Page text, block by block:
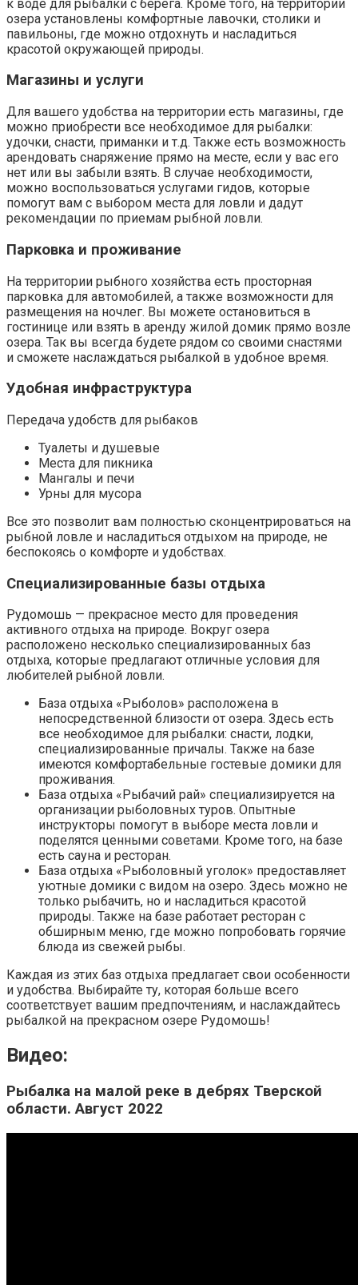
к воде для рыбалки с берега. Кроме того, на территории
озера установлены комфортные лавочки, столики и
павильоны, где можно отдохнуть и насладиться
красотой окружающей природы.
Магазины и услуги
Для вашего удобства на территории есть магазины, где
можно приобрести все необходимое для рыбалки:
удочки, снасти, приманки и т.д. Также есть возможность
арендовать снаряжение прямо на месте, если у вас его
нет или вы забыли взять. В случае необходимости,
можно воспользоваться услугами гидов, которые
помогут вам с выбором места для ловли и дадут
рекомендации по приемам рыбной ловли.
Парковка и проживание
На территории рыбного хозяйства есть просторная
парковка для автомобилей, а также возможности для
размещения на ночлег. Вы можете остановиться в
гостинице или взять в аренду жилой домик прямо возле
озера. Так вы всегда будете рядом со своими снастями
и сможете наслаждаться рыбалкой в удобное время.
Удобная инфраструктура
Передача удобств для рыбаков
Туалеты и душевые
Места для пикника
Мангалы и печи
Урны для мусора
Все это позволит вам полностью сконцентрироваться на
рыбной ловле и насладиться отдыхом на природе, не
беспокоясь о комфорте и удобствах.
Специализированные базы отдыха
Рудомошь — прекрасное место для проведения
активного отдыха на природе. Вокруг озера
расположено несколько специализированных баз
отдыха, которые предлагают отличные условия для
любителей рыбной ловли.
База отдыха «Рыболов» расположена в
непосредственной близости от озера. Здесь есть
все необходимое для рыбалки: снасти, лодки,
специализированные причалы. Также на базе
имеются комфортабельные гостевые домики для
проживания.
База отдыха «Рыбачий рай» специализируется на
организации рыболовных туров. Опытные
инструкторы помогут в выборе места ловли и
поделятся ценными советами. Кроме того, на базе
есть сауна и ресторан.
База отдыха «Рыболовный уголок» предоставляет
уютные домики с видом на озеро. Здесь можно не
только рыбачить, но и насладиться красотой
природы. Также на базе работает ресторан с
обширным меню, где можно попробовать горячие
блюда из свежей рыбы.
Каждая из этих баз отдыха предлагает свои особенности
и удобства. Выбирайте ту, которая больше всего
соответствует вашим предпочтениям, и наслаждайтесь
рыбалкой на прекрасном озере Рудомошь!
Видео:
Рыбалка на малой реке в дебрях Тверской
области. Август 2022